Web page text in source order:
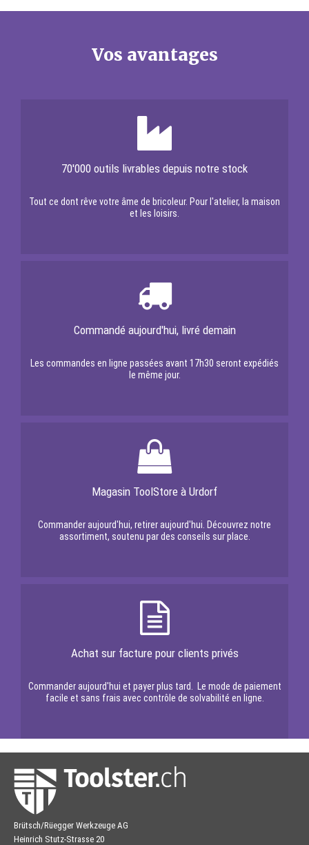
Vos avantages
70'000 outils livrables depuis notre stock
Tout ce dont rêve votre âme de bricoleur. Pour l'atelier, la maison
et les loisirs.
Commandé aujourd'hui, livré demain
Les commandes en ligne passées avant 17h30 seront expédiés
le même jour.
Magasin ToolStore à Urdorf
Commander aujourd'hui, retirer aujourd'hui. Découvrez notre
assortiment, soutenu par des conseils sur place.
Achat sur facture pour clients privés
Commander aujourd'hui et payer plus tard. Le mode de paiement
facile et sans frais avec contrôle de solvabilité en ligne.
Brütsch/Rüegger Werkzeuge AG
Heinrich Stutz-Strasse 20